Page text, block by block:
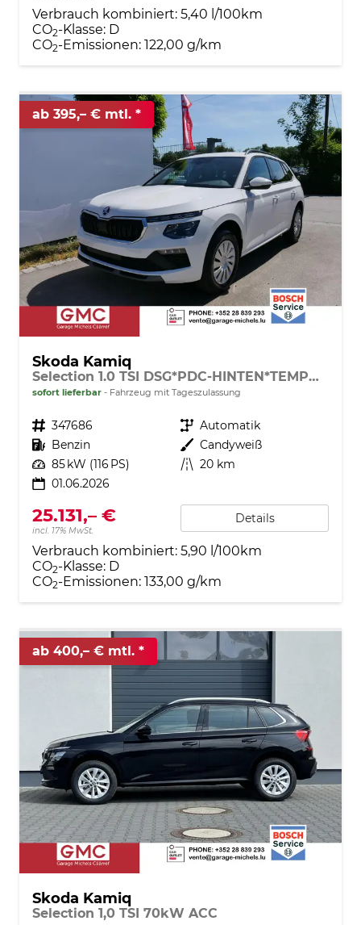
Verbrauch kombiniert: 5,40 l/100km
CO2-Klasse: D
CO2-Emissionen: 122,00 g/km
ab 395,– € mtl.
Skoda Kamiq
Selection 1.0 TSI DSG*PDC-HINTEN*TEMPOMAT*SMARTLINK*SHZ*LED*KLIMAAUTOMATIK*
sofort lieferbar Fahrzeug mit Tageszulassung
Fahrzeugnr. 347686 Getriebe Automatik
Kraftstoff Benzin Außenfarbe Candyweiß
Leistung 85 kW (116 PS) Kilometerstand 20 km
01.06.2026
25.131,– €
incl. 17% MwSt.
Details
Verbrauch kombiniert: 5,90 l/100km
CO2-Klasse: D
CO2-Emissionen: 133,00 g/km
ab 400,– € mtl.
Skoda Kamiq
Selection 1,0 TSI 70kW ACC